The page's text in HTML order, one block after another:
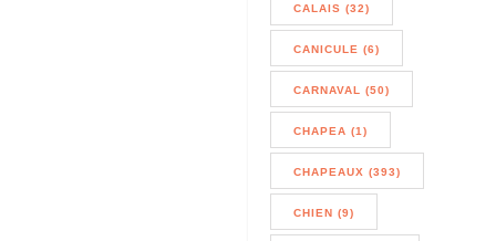
CALAIS (32)
CANICULE (6)
CARNAVAL (50)
CHAPEA (1)
CHAPEAUX (393)
CHIEN (9)